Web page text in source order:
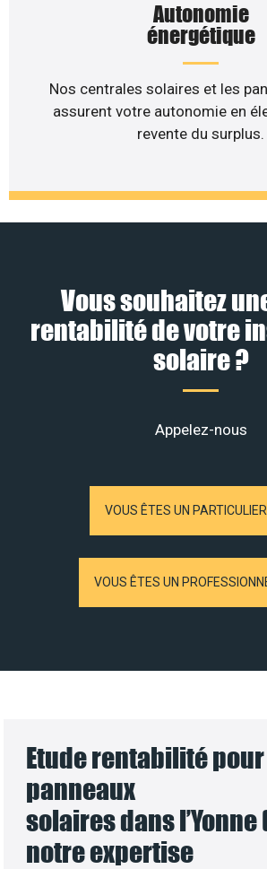
Autonomie
énergétique
Nos centrales solaires et les
assurent votre autonomie en
revente du surplus.
Vous souhaitez
rentabilité de votre
solaire ?
Appelez-nous
VOUS ÊTES UN PARTICULIER
VOUS ÊTES UN
Etude rentabilité
panneaux
solaires dans l’Yonne
notre expertise